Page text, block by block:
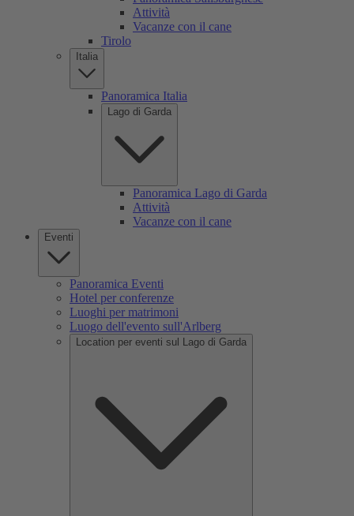
Attività
Vacanze con il cane
Tirolo
Italia
Panoramica Italia
Lago di Garda
Panoramica Lago di Garda
Attività
Vacanze con il cane
Eventi
Panoramica Eventi
Hotel per conferenze
Luoghi per matrimoni
Luogo dell'evento sull'Arlberg
Location per eventi sul Lago di Garda